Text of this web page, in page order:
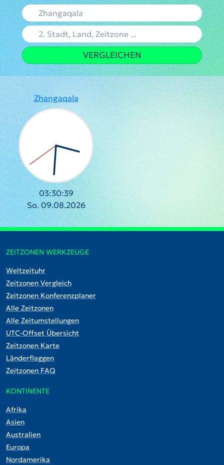
VERGLEICHEN
Zhangaqala
03:30:40
So. 09.08.2026
ZEITZONEN WERKZEUGE
Weltzeituhr
Zeitzonen Vergleich
Zeitzonen Konferenzplaner
Alle Zeitzonen
Alle Zeitumstellungen
UTC-Offset Übersicht
Zeitzonen Karte
Länderflaggen
Zeitzonen FAQ
KONTINENTE
Afrika
Asien
Australien
Europa
Nordamerika